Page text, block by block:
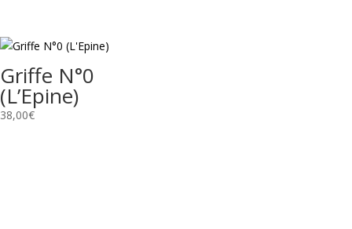
Griffe N°0
(L’Epine)
38,00€